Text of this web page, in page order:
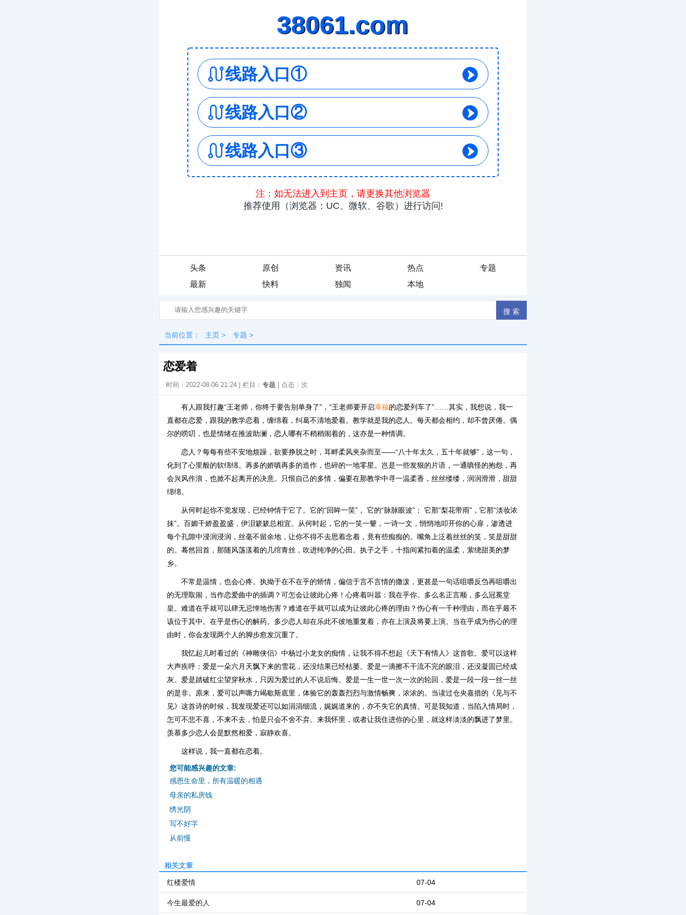
头条 原创 资讯 热点
专题
最新
快料 独闻 本地
当前位置： 主页 > 专题 >
恋爱着
时间：2022-08-06 21:24 | 栏目： 专题 | 点击： 次
有人跟我打趣“王老师，你终于要告别单身了”，“王老师要开启幸福的恋爱列车了”……其实，我想说，我一
直都在恋爱，跟我的教学恋着，缠绵着，纠葛不清地爱着。教学就是我的恋人。每天都会相约，却不曾厌倦。偶
尔的唠叨，也是情绪在推波助澜，恋人哪有不稍稍闹着的，这亦是一种情调。
恋人？每每有些不安地烦躁，欲要挣脱之时，耳畔柔风夹杂而至——“八十年太久，五十年就够”，这一句，
化到了心里般的软绵绵。再多的娇嗔再多的造作，也碎的一地零星。岂是一些发狠的片语，一通嗔怪的抱怨，再
会兴风作浪，也掀不起离开的决意。只恨自己的多情，偏要在那教学中寻一温柔香，丝丝缕缕，润润滑滑，甜甜
绵绵。
从何时起你不觉发现，已经钟情于它了。它的“回眸一笑”， 它的“脉脉眼波”； 它那“梨花带雨”，它那“淡妆浓
抹”。百媚千娇盈盈盛，伊泪簌簌总相宜。从何时起，它的一笑一颦，一诗一文，悄悄地叩开你的心扉，渗透进
每个孔隙中浸润浸润，丝毫不留余地，让你不得不去思着念着，竟有些痴痴的。嘴角上泛着丝丝的笑，笑是甜甜
的。蓦然回首，那随风荡漾着的几绾青丝，吹进纯净的心田。执子之手，十指间紧扣着的温柔，萦绕甜美的梦
乡。
不常是温情，也会心疼。执拗于在不在乎的矫情，偏信于言不言情的撒泼，更甚是一句话咀嚼反刍再咀嚼出
的无理取闹，当作恋爱曲中的插调？可怎会让彼此心疼！心疼着叫嚣：我在乎你。多么名正言顺，多么冠冕堂
皇。难道在乎就可以肆无忌惮地伤害？难道在乎就可以成为让彼此心疼的理由？伤心有一千种理由，而在乎最不
该位于其中。在乎是伤心的解药。多少恋人却在乐此不彼地重复着，亦在上演及将要上演。当在乎成为伤心的理
由时，你会发现两个人的脚步愈发沉重了。
我忆起儿时看过的《神雕侠侣》中杨过小龙女的痴情，让我不得不想起《天下有情人》这首歌。爱可以这样
大声疾呼：爱是一朵六月天飘下来的雪花，还没结果已经枯萎。爱是一滴擦不干流不完的眼泪，还没凝固已经成
灰。爱是踏破红尘望穿秋水，只因为爱过的人不说后悔。爱是一生一世一次一次的轮回，爱是一段一段一丝一丝
的是非。原来，爱可以声嘶力竭歇斯底里，体验它的轰轰烈烈与激情畅爽，浓浓的。当读过仓央嘉措的《见与不
见》这首诗的时候，我发现爱还可以如涓涓细流，娓娓道来的，亦不失它的真情。可是我知道，当陷入情局时，
怎可不悲不喜，不来不去，怕是只会不舍不弃。来我怀里，或者让我住进你的心里，就这样淡淡的飘进了梦里。
羡慕多少恋人会是默然相爱，寂静欢喜。
这样说，我一直都在恋着。
您可能感兴趣的文章:
感恩生命里，所有温暖的相遇
母亲的私房钱
绣光阴
写不好字
从前慢
相关文章
07-04
红楼爱情
07-04
今生最爱的人